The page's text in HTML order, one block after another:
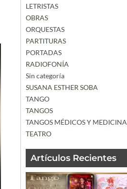
LETRISTAS
OBRAS
ORQUESTAS
PARTITURAS
PORTADAS
RADIOFONÍA
Sin categoría
SUSANA ESTHER SOBA
TANGO
TANGOS
TANGOS MÉDICOS Y MEDICINA
TEATRO
Artículos Recientes